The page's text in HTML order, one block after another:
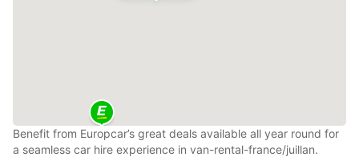
Benefit from Europcar’s great deals available all year round for
a seamless car hire experience in van-rental-france/juillan.